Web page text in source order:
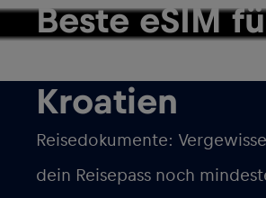
Beste eSIM
Kroatien
Reisedokumente:
dein Reisepass noch